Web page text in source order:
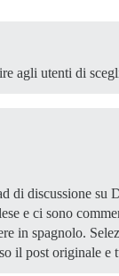
agli utenti di
di discussione su
e ci sono
in spagnolo.
il post originale